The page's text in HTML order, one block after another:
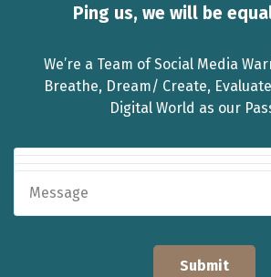
Ping us, we will be
We’re a Team of Social Media
Breathe, Dream/ Create,
Digital World as our